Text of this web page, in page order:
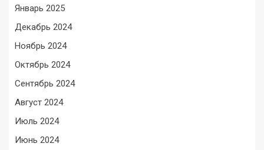
Январь 2025
Декабрь 2024
Ноябрь 2024
Октябрь 2024
Сентябрь 2024
Август 2024
Июль 2024
Июнь 2024